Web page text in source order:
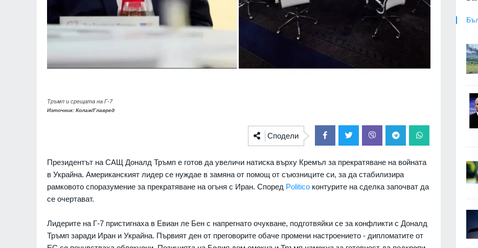
Тръмп и срещата на Г-7
Източник: Колаж/Главред
Сподели
Президентът на САЩ Доналд Тръмп е готов да увеличи натиска върху Кремъл за прекратяване на войната
в Украйна. Американският лидер се нуждае в замяна от помощ от съюзниците си, за да стабилизира
рамковото споразумение за прекратяване на огъня с Иран. Според Politico контурите на сделка започват да
се очертават.
Лидерите на Г-7 пристигнаха в Евиан ле Бен с напрегнато очукване, подготвяйки се за конфликти с Доналд
Тръмп заради Иран и Украйна. Първият ден от преговорите обаче промени настроението - дипломатите от